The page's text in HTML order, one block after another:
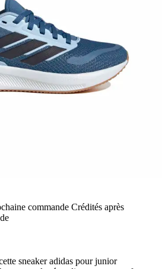
commande Crédités après
sneaker adidas pour junior